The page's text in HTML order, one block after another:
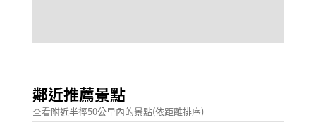
鄰近推薦景點
查看附近半徑50公里內的景點(依距離排序)